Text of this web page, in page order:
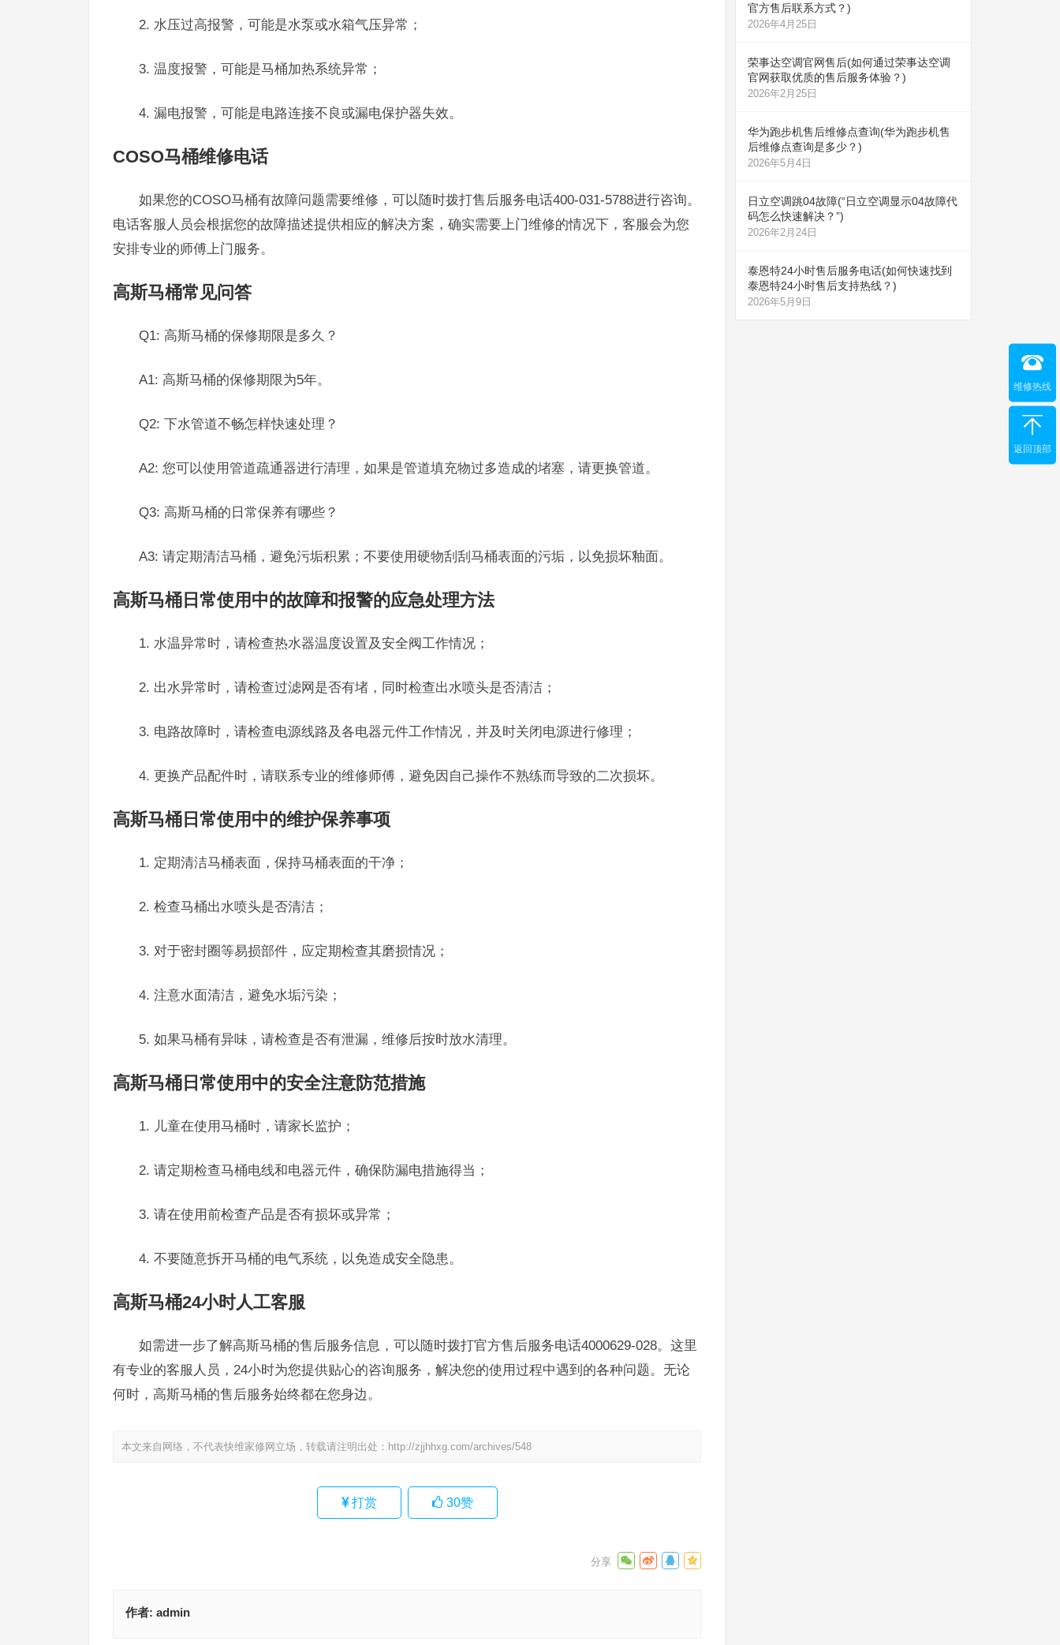
2. 水压过高报警，可能是水泵或水箱气压异常；
3. 温度报警，可能是马桶加热系统异常；
4. 漏电报警，可能是电路连接不良或漏电保护器失效。
COSO马桶维修电话
如果您的COSO马桶有故障问题需要维修，可以随时拨打售后服务电话400-031-5788进行咨询。
电话客服人员会根据您的故障描述提供相应的解决方案，确实需要上门维修的情况下，客服会为您
安排专业的师傅上门服务。
高斯马桶常见问答
Q1: 高斯马桶的保修期限是多久？
A1: 高斯马桶的保修期限为5年。
Q2: 下水管道不畅怎样快速处理？
A2: 您可以使用管道疏通器进行清理，如果是管道填充物过多造成的堵塞，请更换管道。
Q3: 高斯马桶的日常保养有哪些？
A3: 请定期清洁马桶，避免污垢积累；不要使用硬物刮刮马桶表面的污垢，以免损坏釉面。
高斯马桶日常使用中的故障和报警的应急处理方法
1. 水温异常时，请检查热水器温度设置及安全阀工作情况；
2. 出水异常时，请检查过滤网是否有堵，同时检查出水喷头是否清洁；
3. 电路故障时，请检查电源线路及各电器元件工作情况，并及时关闭电源进行修理；
4. 更换产品配件时，请联系专业的维修师傅，避免因自己操作不熟练而导致的二次损坏。
高斯马桶日常使用中的维护保养事项
1. 定期清洁马桶表面，保持马桶表面的干净；
2. 检查马桶出水喷头是否清洁；
3. 对于密封圈等易损部件，应定期检查其磨损情况；
4. 注意水面清洁，避免水垢污染；
5. 如果马桶有异味，请检查是否有泄漏，维修后按时放水清理。
高斯马桶日常使用中的安全注意防范措施
1. 儿童在使用马桶时，请家长监护；
2. 请定期检查马桶电线和电器元件，确保防漏电措施得当；
3. 请在使用前检查产品是否有损坏或异常；
4. 不要随意拆开马桶的电气系统，以免造成安全隐患。
高斯马桶24小时人工客服
如需进一步了解高斯马桶的售后服务信息，可以随时拨打官方售后服务电话4000629-028。这里
有专业的客服人员，24小时为您提供贴心的咨询服务，解决您的使用过程中遇到的各种问题。无论
何时，高斯马桶的售后服务始终都在您身边。
本文来自网络，不代表快维家修网立场，转载请注明出处： http://zjjhhxg.com/archives/548
打赏 30赞
作者: admin
官方售后联系方式？)
2026年4月25日
荣事达空调官网售后(如何通过荣事达空调
官网获取优质的售后服务体验？)
2026年2月25日
华为跑步机售后维修点查询(华为跑步机售
后维修点查询是多少？)
2026年5月4日
日立空调跳04故障(“日立空调显示04故障代
码怎么快速解决？”)
2026年2月24日
泰恩特24小时售后服务电话(如何快速找到
泰恩特24小时售后支持热线？)
2026年5月9日
维修热线
返回顶部